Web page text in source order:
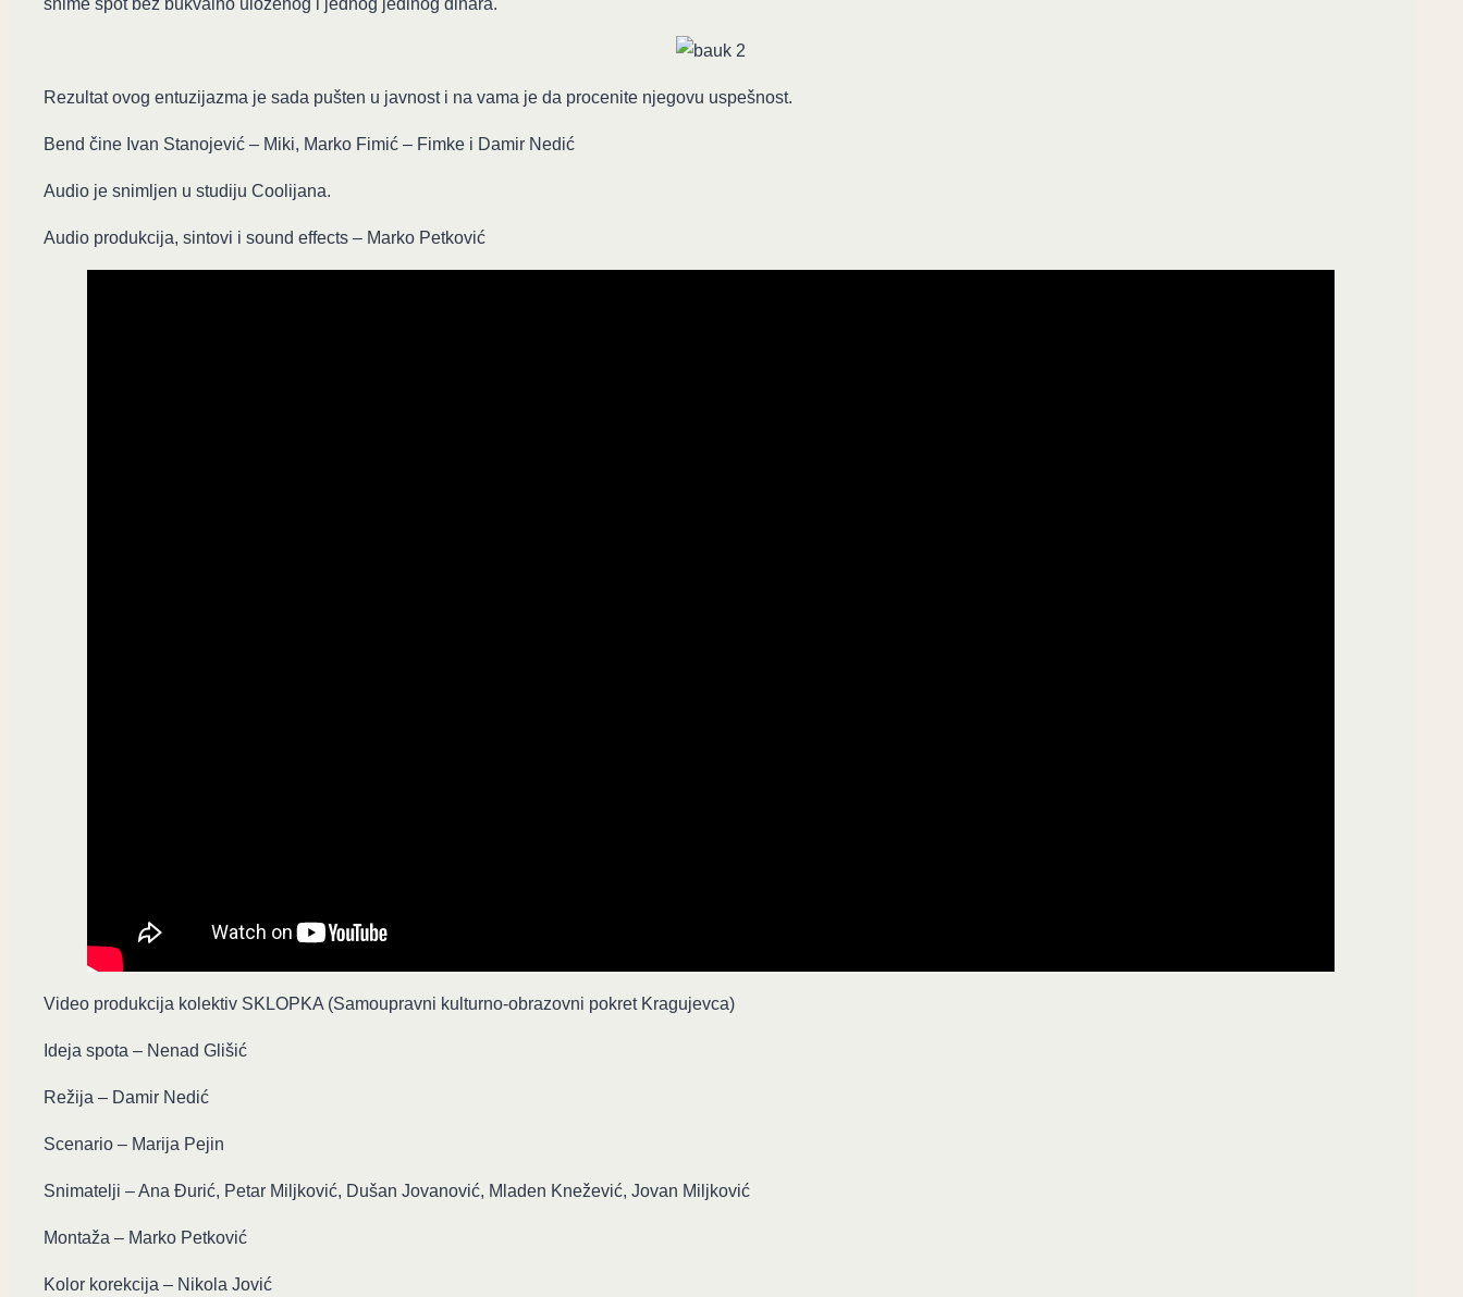
snime spot bez bukvalno uloženog i jednog jedinog dinara.
Rezultat ovog entuzijazma je sada pušten u javnost i na vama je da procenite njegovu uspešnost.
Bend čine Ivan Stanojević – Miki, Marko Fimić – Fimke i Damir Nedić
Audio je snimljen u studiju Coolijana.
Audio produkcija, sintovi i sound effects – Marko Petković
Video produkcija kolektiv SKLOPKA (Samoupravni kulturno-obrazovni pokret Kragujevca)
Ideja spota – Nenad Glišić
Režija – Damir Nedić
Scenario – Marija Pejin
Snimatelji – Ana Đurić, Petar Miljković, Dušan Jovanović, Mladen Knežević, Jovan Miljković
Montaža – Marko Petković
Kolor korekcija – Nikola Jović